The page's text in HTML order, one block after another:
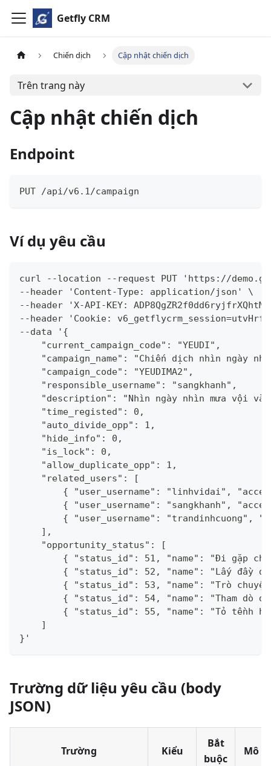
Getfly CRM
Chiến dịch Cập nhật chiến dịch
Trên trang này
Cập nhật chiến dịch
Endpoint
PUT /api/v6.1/campaign
Ví dụ yêu cầu
curl --location --request PUT 'https://
--header 'Content-Type: application/json' \
--header 'X-API-KEY:
--header 'Cookie:
--data '{
    "current_campaign_code": "YEUDI",
"campaign_name": "Chiến dịch nhìn ngày
    "campaign_code": "YEUDIMA2",
    "responsible_username": "sangkhanh",
"description": "Nhìn ngày nhìn mưa vội
    "time_registed": 0,
    "auto_divide_opp": 1,
    "hide_info": 0,
    "is_lock": 0,
    "allow_duplicate_opp": 1,
    "related_users": [
{ "user_username": "linhvidai",
{ "user_username": "sangkhanh",
{ "user_username": "trandinhcuong",
    ],
    "opportunity_status": [
{ "status_id": 51, "name": "Đi gặp
{ "status_id": 52, "name": "Lấy đầy
{ "status_id": 53, "name": "Trò
{ "status_id": 54, "name": "Tham dò
{ "status_id": 55, "name": "Tỏ tềnh
    ]
}'
Trường dữ liệu yêu cầu (body
JSON)
Trường Kiểu
Bắt
buộc
Mô tả